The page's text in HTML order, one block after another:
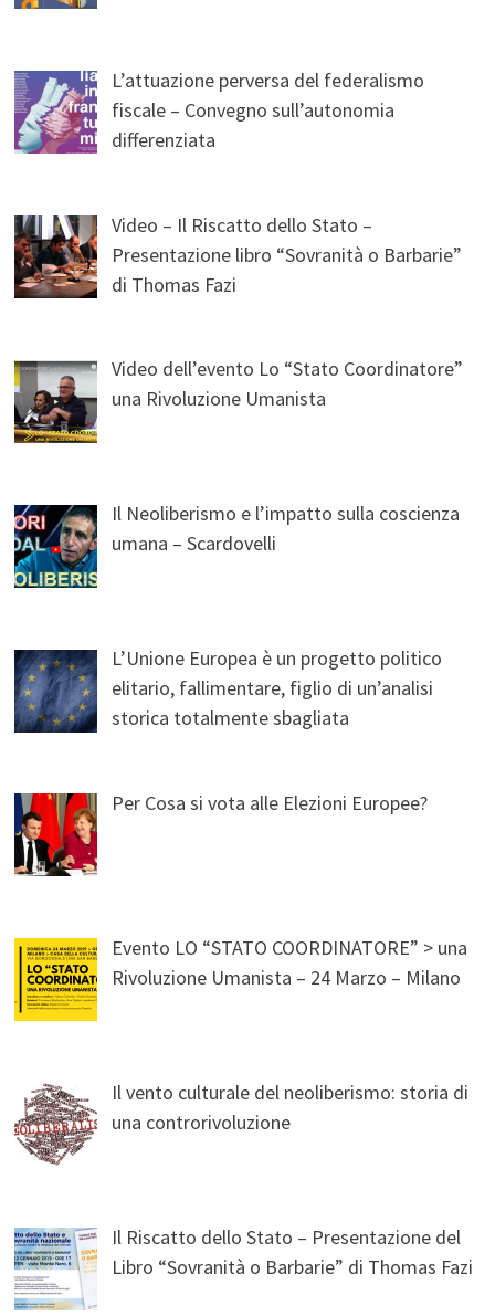
L’attuazione perversa del federalismo
fiscale – Convegno sull’autonomia
differenziata
Video – Il Riscatto dello Stato –
Presentazione libro “Sovranità o Barbarie”
di Thomas Fazi
Video dell’evento Lo “Stato Coordinatore”
una Rivoluzione Umanista
Il Neoliberismo e l’impatto sulla coscienza
umana – Scardovelli
L’Unione Europea è un progetto politico
elitario, fallimentare, figlio di un’analisi
storica totalmente sbagliata
Per Cosa si vota alle Elezioni Europee?
Evento LO “STATO COORDINATORE” > una
Rivoluzione Umanista – 24 Marzo – Milano
Il vento culturale del neoliberismo: storia di
una controrivoluzione
Il Riscatto dello Stato – Presentazione del
Libro “Sovranità o Barbarie” di Thomas Fazi